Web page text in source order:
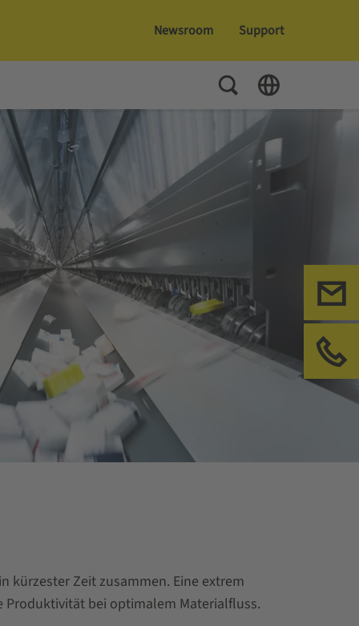
Newsroom Support
Toggle Search
Toggle
kürzester Zeit zusammen. Eine extrem
bei optimalem Materialfluss.